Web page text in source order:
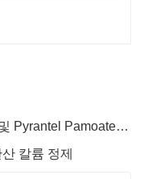
이전 : 개용 68ug 163mg Ivermectin 및 Pyrantel Pamoate 츄어블 정제
칼륨 정제